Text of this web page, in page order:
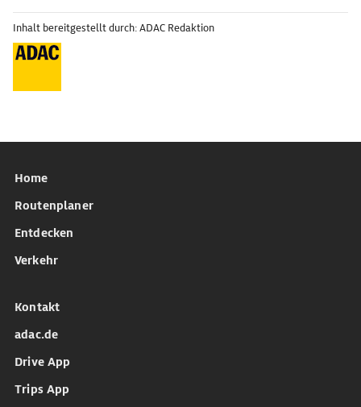
Inhalt bereitgestellt durch: ADAC Redaktion
Home
Routenplaner
Entdecken
Verkehr
Kontakt
adac.de
Drive App
Trips App